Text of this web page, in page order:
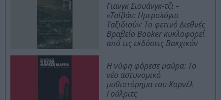
Γιανγκ Σιουάνγκ-τζι –
«Ταϊβάν: Ημερολόγιο
Ταξιδιού»: Το φετινό Διεθνές
Βραβείο Booker κυκλοφορεί
από τις εκδόσεις Βακχικόν
Η νύφη φόρεσε μαύρα: Το
νέο αστυνομικό
μυθιστόρημα του Κορνέλ
Γούλριτς